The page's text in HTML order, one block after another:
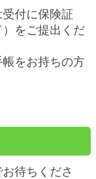
付に保険証
）をご提出くだ
帳をお持ちの方
待ちくださ